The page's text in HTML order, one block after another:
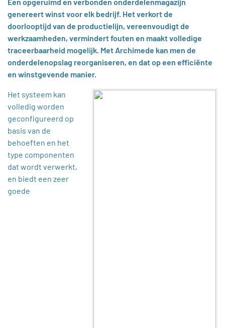
genereert winst voor elk bedrijf. Het verkort de
doorlooptijd van de productielijn, vereenvoudigt de
werkzaamheden, vermindert fouten en maakt volledige
traceerbaarheid mogelijk. Met Archimede kan men de
onderdelenopslag reorganiseren, en dat op een efficiënte
en winstgevende manier.
Het systeem kan
volledig worden
geconfigureerd op
basis van de
behoeften en het
type componenten
dat wordt verwerkt,
en biedt een zeer
goede